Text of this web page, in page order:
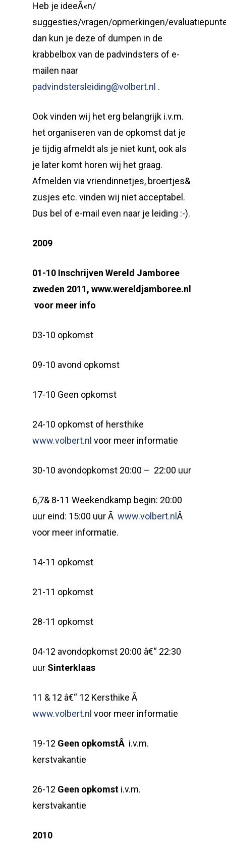
Heb je ideeÃ«n/
suggesties/vragen/opmerkingen/
dan kun je deze of dumpen in de
krabbelbox van de padvindsters of e-
mailen naar
padvindstersleiding@volbert.nl .
Ook vinden wij het erg belangrijk i.v.m.
het organiseren van de opkomst dat je
je tijdig afmeldt als je niet kunt, ook als
je later komt horen wij het graag.
Afmelden via vriendinnetjes, broertjes&
zusjes etc. vinden wij niet acceptabel.
Dus bel of e-mail even naar je leiding :-).
2009
01-10 Inschrijven Wereld Jamboree
zweden 2011, www.wereldjamboree.nl
voor meer info
03-10 opkomst
09-10 avond opkomst
17-10 Geen opkomst
24-10 opkomst of hersthike
www.volbert.nl voor meer informatie
30-10 avondopkomst 20:00 – 22:00 uur
6,7& 8-11 Weekendkamp begin: 20:00
uur eind: 15:00 uur Ã www.volbert.nl Â
voor meer informatie.
14-11 opkomst
21-11 opkomst
28-11 opkomst
04-12 avondopkomst 20:00 â€“ 22:30
uur Sinterklaas
11 & 12 â€“ 12 Kersthike Ã
www.volbert.nl voor meer informatie
19-12 Geen opkomstÂ i.v.m.
kerstvakantie
26-12 Geen opkomst i.v.m.
kerstvakantie
2010